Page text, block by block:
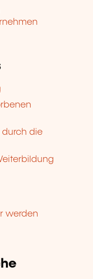
durch die
werden